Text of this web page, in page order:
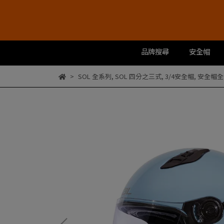
品牌搜尋 安全帽
SOL 全系列, SOL 四分之三式, 3/4安全帽, 安全帽